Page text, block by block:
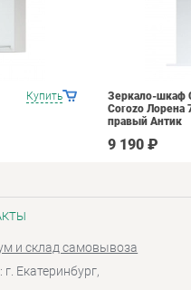
Купить
Зеркало-шкаф
Corozo Лорена
правый Антик
9 190 ₽
и склад самовывоза
г. Екатеринбург,